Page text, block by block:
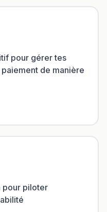
pour gérer tes
de manière
pour piloter